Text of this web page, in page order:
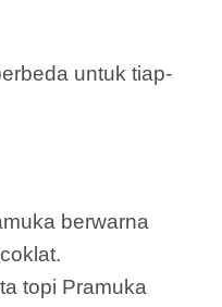
untuk tiap-
berwarna
topi Pramuka